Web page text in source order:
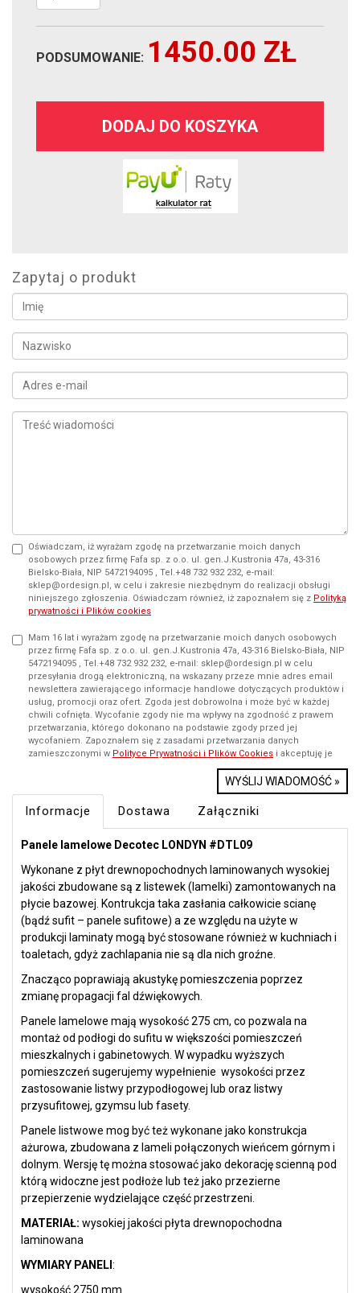
PODSUMOWANIE: 1450.00 ZŁ
DODAJ DO KOSZYKA
Zapytaj o produkt
Oświadczam, iż wyrażam zgodę na przetwarzanie moich danych
osobowych przez firmę Fafa sp. z o.o. ul. gen.J.Kustronia 47a, 43-316
Bielsko-Biała, NIP 5472194095 , Tel.+48 732 932 232, e-mail:
sklep@ordesign.pl, w celu i zakresie niezbędnym do realizacji obsługi
niniejszego zgłoszenia. Oświadczam również, iż zapoznałem się z Polityką
prywatności i Plików cookies
Mam 16 lat i wyrażam zgodę na przetwarzanie moich danych osobowych
przez firmę Fafa sp. z o.o. ul. gen.J.Kustronia 47a, 43-316 Bielsko-Biała, NIP
5472194095 , Tel.+48 732 932 232, e-mail: sklep@ordesign.pl w celu
przesyłania drogą elektroniczną, na wskazany przeze mnie adres email
newslettera zawierającego informacje handlowe dotyczących produktów i
usług, promocji oraz ofert. Zgoda jest dobrowolna i może być w każdej
chwili cofnięta. Wycofanie zgody nie ma wpływy na zgodność z prawem
przetwarzania, którego dokonano na podstawie zgody przed jej
wycofaniem. Zapoznałem się z zasadami przetwarzania danych
zamieszczonymi w Polityce Prywatności i Plików Cookies i akceptuję je
WYŚLIJ WIADOMOŚĆ »
Informacje Dostawa Załączniki
Panele lamelowe Decotec LONDYN #DTL09
Wykonane z płyt drewnopochodnych laminowanych wysokiej
jakości zbudowane są z listewek (lamelki) zamontowanych na
płycie bazowej. Kontrukcja taka zasłania całkowicie scianę
(bądź sufit – panele sufitowe) a ze względu na użyte w
produkcji laminaty mogą być stosowane również w kuchniach i
toaletach, gdyż zachlapania nie są dla nich groźne.
Znacząco poprawiają akustykę pomieszczenia poprzez
zmianę propagacji fal dźwiękowych.
Panele lamelowe mają wysokość 275 cm, co pozwala na
montaż od podłogi do sufitu w większości pomieszczeń
mieszkalnych i gabinetowych. W wypadku wyższych
pomieszczeń sugerujemy wypełnienie wysokości przez
zastosowanie listwy przypodłogowej lub oraz listwy
przysufitowej, gzymsu lub fasety.
Panele listwowe mog być też wykonane jako konstrukcja
ażurowa, zbudowana z lameli połączonych wieńcem górnym i
dolnym. Wersję tę można stosować jako dekorację scienną pod
którą widoczne jest podłoże lub też jako przezierne
przepierzenie wydzielające część przestrzeni.
MATERIAŁ: wysokiej jakości płyta drewnopochodna
laminowana
WYMIARY PANELI :
wysokość 2750 mm